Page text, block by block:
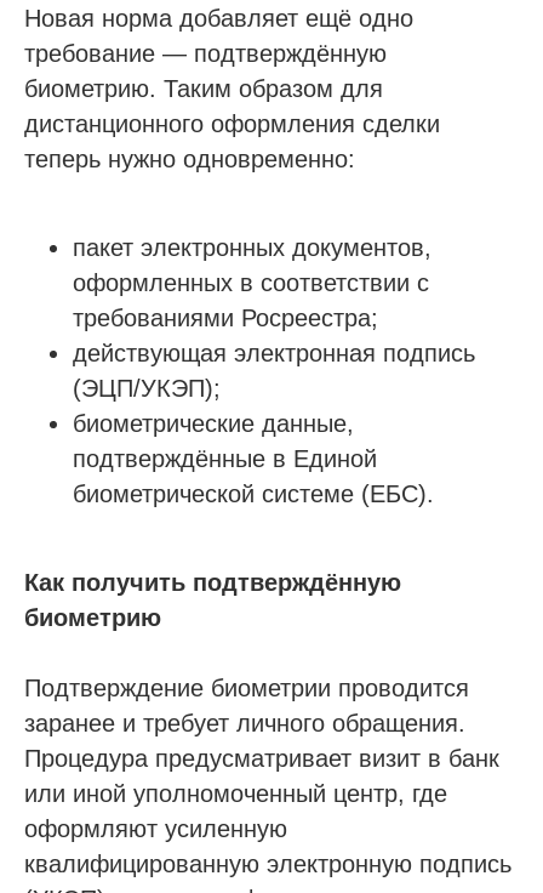
Новая норма добавляет ещё одно
требование — подтверждённую
биометрию. Таким образом для
дистанционного оформления сделки
теперь нужно одновременно:
пакет электронных документов,
оформленных в соответствии с
требованиями Росреестра;
действующая электронная подпись
(ЭЦП/УКЭП);
биометрические данные,
подтверждённые в Единой
биометрической системе (ЕБС).
Как получить подтверждённую
биометрию
Подтверждение биометрии проводится
заранее и требует личного обращения.
Процедура предусматривает визит в банк
или иной уполномоченный центр, где
оформляют усиленную
квалифицированную электронную подпись